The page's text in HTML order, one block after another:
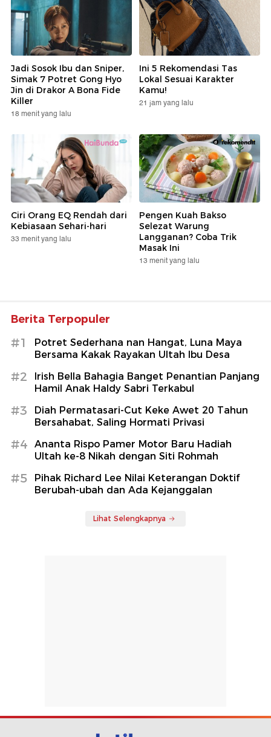
Jadi Sosok Ibu dan Sniper,
Simak 7 Potret Gong Hyo
Jin di Drakor A Bona Fide
Killer
18 menit yang lalu
Ini 5 Rekomendasi Tas
Lokal Sesuai Karakter
Kamu!
21 jam yang lalu
Ciri Orang EQ Rendah dari
Kebiasaan Sehari-hari
33 menit yang lalu
Pengen Kuah Bakso
Selezat Warung
Langganan? Coba Trik
Masak Ini
13 menit yang lalu
Berita Terpopuler
#1
Potret Sederhana nan Hangat, Luna Maya
Bersama Kakak Rayakan Ultah Ibu Desa
#2
Irish Bella Bahagia Banget Penantian Panjang
Hamil Anak Haldy Sabri Terkabul
#3
Diah Permatasari-Cut Keke Awet 20 Tahun
Bersahabat, Saling Hormati Privasi
#4
Ananta Rispo Pamer Motor Baru Hadiah
Ultah ke-8 Nikah dengan Siti Rohmah
#5
Pihak Richard Lee Nilai Keterangan Doktif
Berubah-ubah dan Ada Kejanggalan
Lihat Selengkapnya